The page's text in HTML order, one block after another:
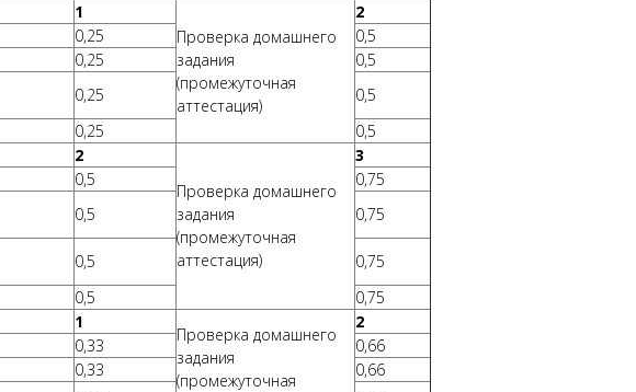
1
Проверка домашнего
задания
(промежуточная
аттестация)
2
0,25
0,5
0,25
0,5
0,25
0,5
0,25
0,5
2
Проверка домашнего
задания
(промежуточная
аттестация)
3
0,5
0,75
0,5 0,75
0,5
0,75
0,5
0,75
1
Проверка домашнего
задания
(промежуточная
2
0,33
0,66
0,33
0,66